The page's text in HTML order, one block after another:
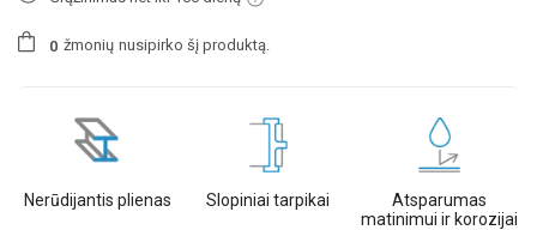
0 žmonių nusipirko šį produktą.
Nerūdijantis plienas Slopiniai tarpikai
Atsparumas
matinimui ir korozijai